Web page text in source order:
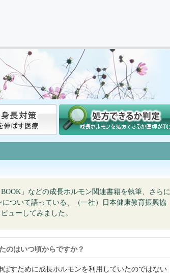
」などの成長ホルモン関連書籍を執筆、さらに
ついて語っている、（一社）日本健康教育振興協
ューしてみました。
のはいつ頃からですか？
ばすために成長ホルモンを利用していたのではない